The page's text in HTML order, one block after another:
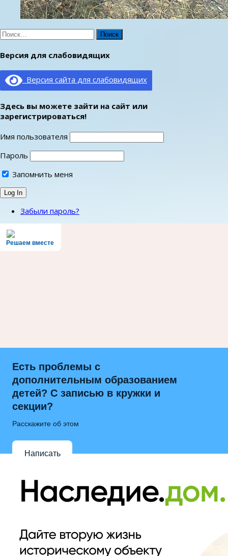
Найти:
Версия для слабовидящих
Версия сайта для слабовидящих
Здесь вы можете зайти на сайт или
зарегистрироваться!
Имя пользователя
Пароль
Запомнить меня
Забыли пароль?
Решаем вместе
Есть проблемы с
дополнительным образованием
детей? С записью в кружки и
секции?
Расскажите об этом
Написать